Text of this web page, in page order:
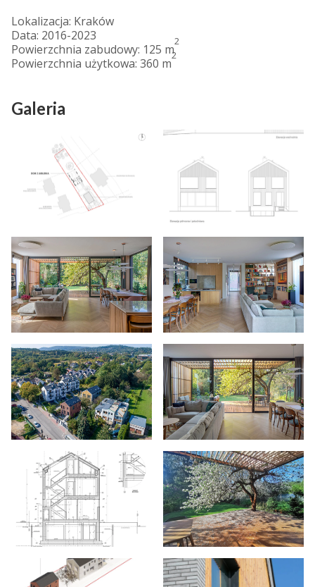
Lokalizacja: Kraków
Data: 2016-2023
Powierzchnia zabudowy: 125 m
2
Powierzchnia użytkowa: 360 m
2
Galeria